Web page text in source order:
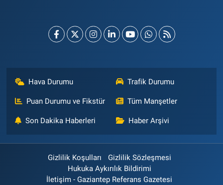
Hava Durumu Trafik Durumu
Puan Durumu ve Fikstür Tüm Manşetler
Son Dakika Haberleri Haber Arşivi
Gizlilik Koşulları
Gizlilik Sözleşmesi
Hukuka Aykırılık Bildirimi
İletişim - Gaziantep Referans Gazetesi